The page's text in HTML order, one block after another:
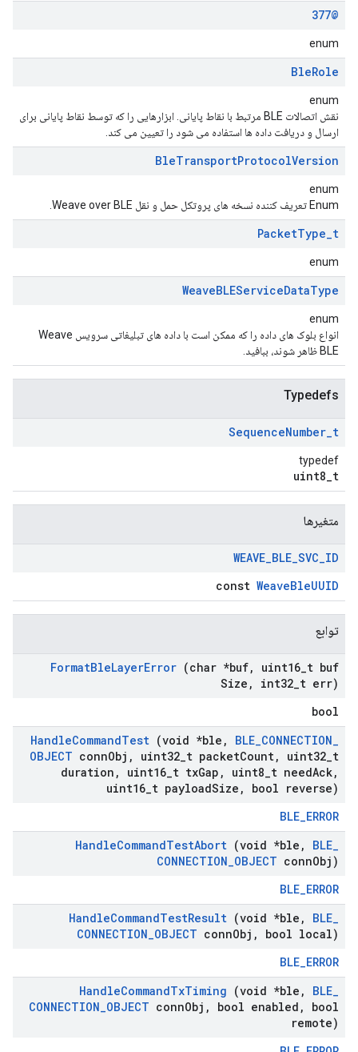
@377
enum
BleRole
enum
نقش اتصالات BLE مرتبط با نقاط پایانی. ابزارهایی را که توسط نقاط پایانی برای
ارسال و دریافت داده ها استفاده می شود را تعیین می کند.
BleTransportProtocolVersion
enum
Enum تعریف کننده نسخه های پروتکل حمل و نقل Weave over BLE.
PacketType_t
enum
WeaveBLEServiceDataType
enum
انواع بلوک های داده را که ممکن است با داده های تبلیغاتی سرویس Weave
BLE ظاهر شوند، ببافید.
Typedefs
SequenceNumber_t
typedef
uint8_t
متغیرها
WEAVE_BLE_SVC_ID
const WeaveBleUUID
توابع
FormatBleLayerError (char *buf, uint16 t buf
Size , int32 t err)
bool
HandleCommandTest (void *ble , BLE_CONNECTION_
OBJECT connObj , uint32 t packetCount, uint32 t
duration , uint16 t txGap , uint8 t needAck,
uint16 t payloadSize ,
bool reverse)
BLE_ERROR
HandleCommandTestAbort (void *ble , BLE_
CONNECTION_OBJECT connObj)
BLE_ERROR
HandleCommandTestResult (void *ble , BLE_
CONNECTION_OBJECT connObj ,
bool local)
BLE_ERROR
HandleCommandTxTiming (void *ble , BLE_
CONNECTION_OBJECT connObj , bool enabled ,
bool
remote)